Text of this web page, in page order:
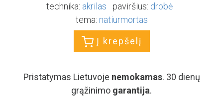
technika: akrilas paviršius: drobė
tema: natiurmortas
Į krepšelį
Pristatymas Lietuvoje nemokamas. 30 dienų
grąžinimo garantija.